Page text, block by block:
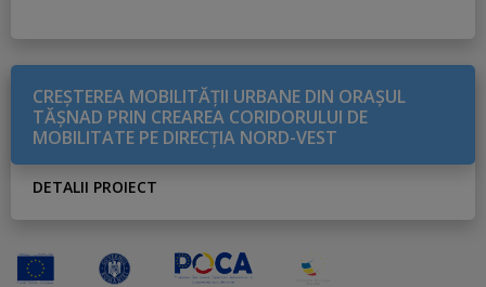
CREŞTEREA MOBILITĂŢII URBANE DIN ORAŞUL
TĂŞNAD PRIN CREAREA CORIDORULUI DE
MOBILITATE PE DIRECŢIA NORD-VEST
DETALII PROIECT